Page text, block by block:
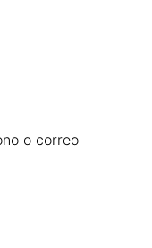
o correo